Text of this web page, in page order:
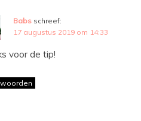
Babs schreef:
17 augustus 2019 om 14:33
voor de tip!